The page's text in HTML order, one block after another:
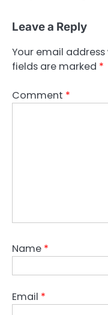
Leave a Reply
Your email
fields are marked *
Comment *
Name *
Email *